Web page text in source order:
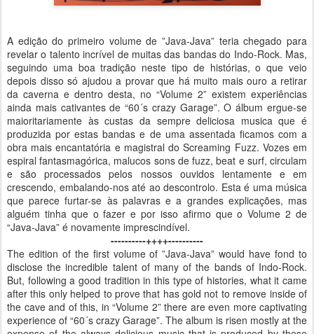
A edição do primeiro volume de ”Java-Java” teria chegado para
revelar o talento incrível de muitas das bandas do Indo-Rock. Mas,
seguindo uma boa tradição neste tipo de histórias, o que veio
depois disso só ajudou a provar que há muito mais ouro a retirar
da caverna e dentro desta, no “Volume 2” existem experiências
ainda mais cativantes de “60´s crazy Garage”. O álbum ergue-se
maioritariamente às custas da sempre deliciosa musica que é
produzida por estas bandas e de uma assentada ficamos com a
obra mais encantatória e magistral do Screaming Fuzz. Vozes em
espiral fantasmagórica, malucos sons de fuzz, beat e surf, circulam
e são processados pelos nossos ouvidos lentamente e em
crescendo, embalando-nos até ao descontrolo. Esta é uma música
que parece furtar-se às palavras e a grandes explicações, mas
alguém tinha que o fazer e por isso afirmo que o Volume 2 de
“Java-Java” é novamente imprescindível.
----------++++----------
The edition of the first volume of ”Java-Java” would have fond to
disclose the incredible talent of many of the bands of Indo-Rock.
But, following a good tradition in this type of histories, what it came
after this only helped to prove that has gold not to remove inside of
the cave and of this, in “Volume 2” there are even more captivating
experience of “60´s crazy Garage”. The album is risen mostly at the